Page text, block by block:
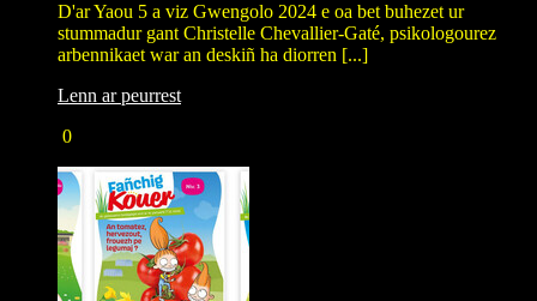
D'ar Yaou 5 a viz Gwengolo 2024 e oa bet buhezet ur
stummadur gant Christelle Chevallier-Gaté, psikologourez
arbennikaet war an deskiñ ha diorren [...]
Lenn ar peurrest
0